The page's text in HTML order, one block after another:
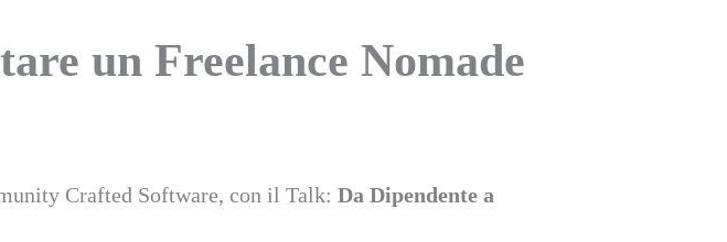
un Freelance Nomade
Crafted Software, con il Talk: Da Dipendente a